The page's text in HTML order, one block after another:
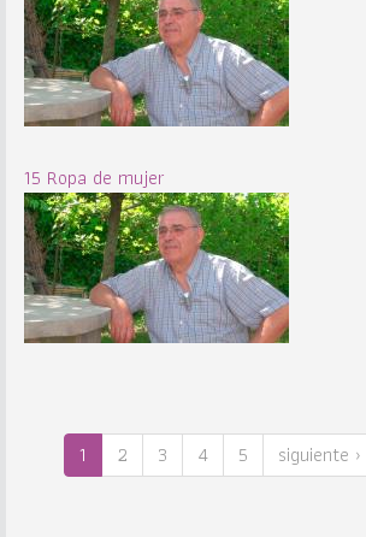
15 Ropa de mujer
1 2 3 4 5 siguiente ›